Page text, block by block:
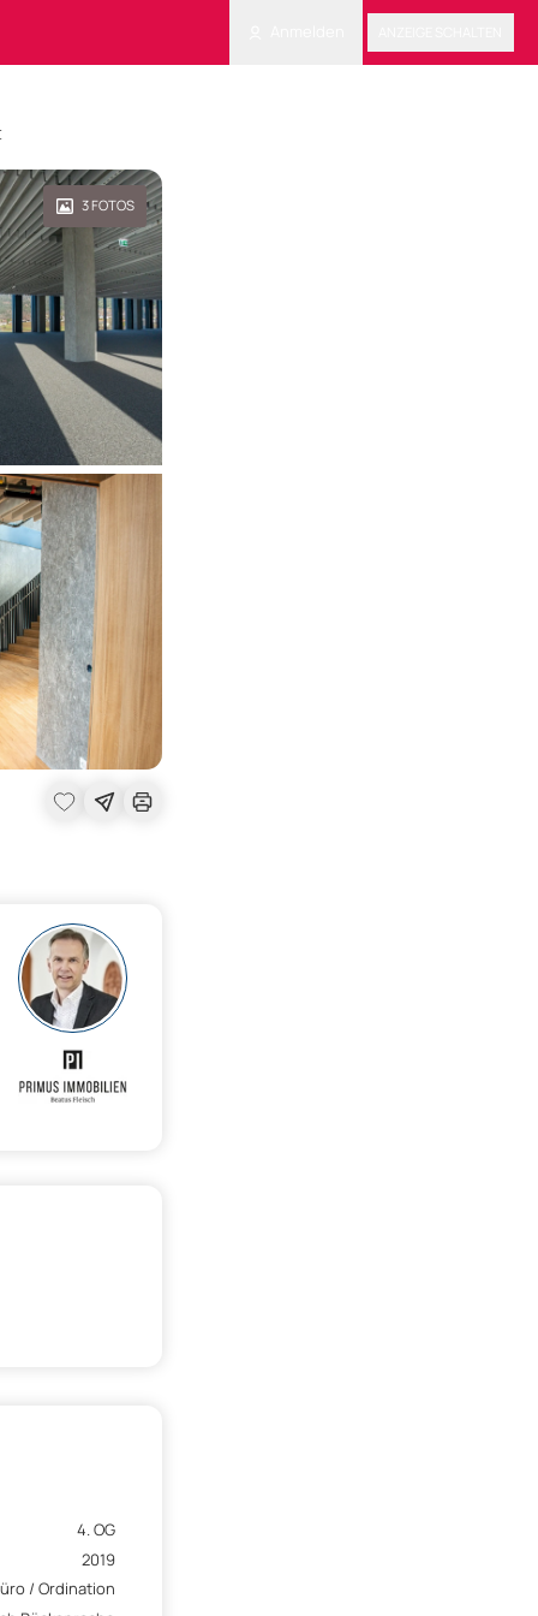
3FOTOS
4. OG
2019
/ Ordination